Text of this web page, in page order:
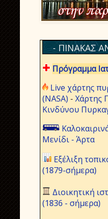
- ΠΙΝΑΚΑΣ
Πρόγραμμα
Live χάρτης
(NASA) - Χάρτης
Κινδύνου
Μενίδι - Άρτα
Εξέλιξη
(1879-σήμερα)
Διοικητική
(1836 - σήμερα)